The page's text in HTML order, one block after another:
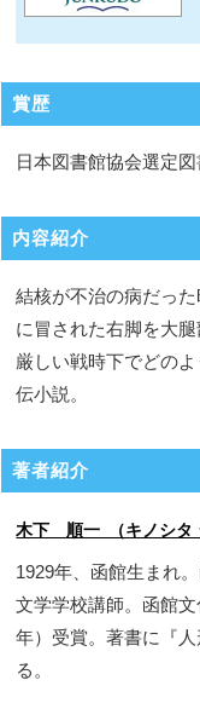
賞歴
日本図書館協会選定図
内容紹介
結核が不治の病だっ
に冒された右脚を大
厳しい戦時下でどの
伝小説。
著者紹介
木下 順一 （キノシタ
1929年、函館生まれ
文学学校講師。函館
年）受賞。著書に『
る。